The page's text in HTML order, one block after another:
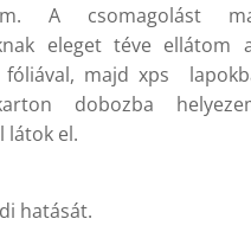
A csomagolást
eleget téve ellátom
fóliával, majd xps
dobozba
látok el.
hatását.